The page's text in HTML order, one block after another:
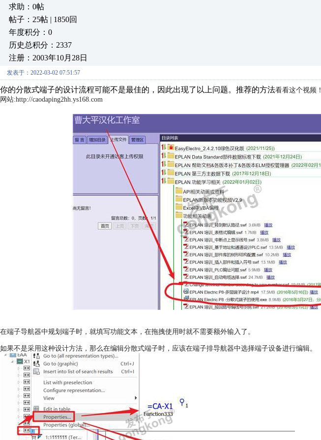
求助：0帖
帖子：25帖 | 1850回
年度积分：0
历史总积分：2337
注册：2003年10月28日
发表于：2022-03-02 07:51:57
你的分散式端子的设计流程可能不是最佳的，因此出现了以上问题。推荐的方法看看这个视频！
网站:http://caodaping2hh.ys168.com
在端子导航器中规划端子时，就填写功能文本，在拖拽使用时就不需要额外输入了。
如果不是采用这种设计方法，那么在编辑分散式端子时，应该在端子排导航器中选择端子设备进行编辑。